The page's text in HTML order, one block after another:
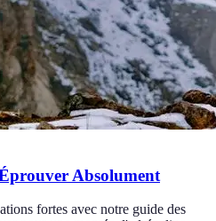
Absolument
fortes avec notre guide des